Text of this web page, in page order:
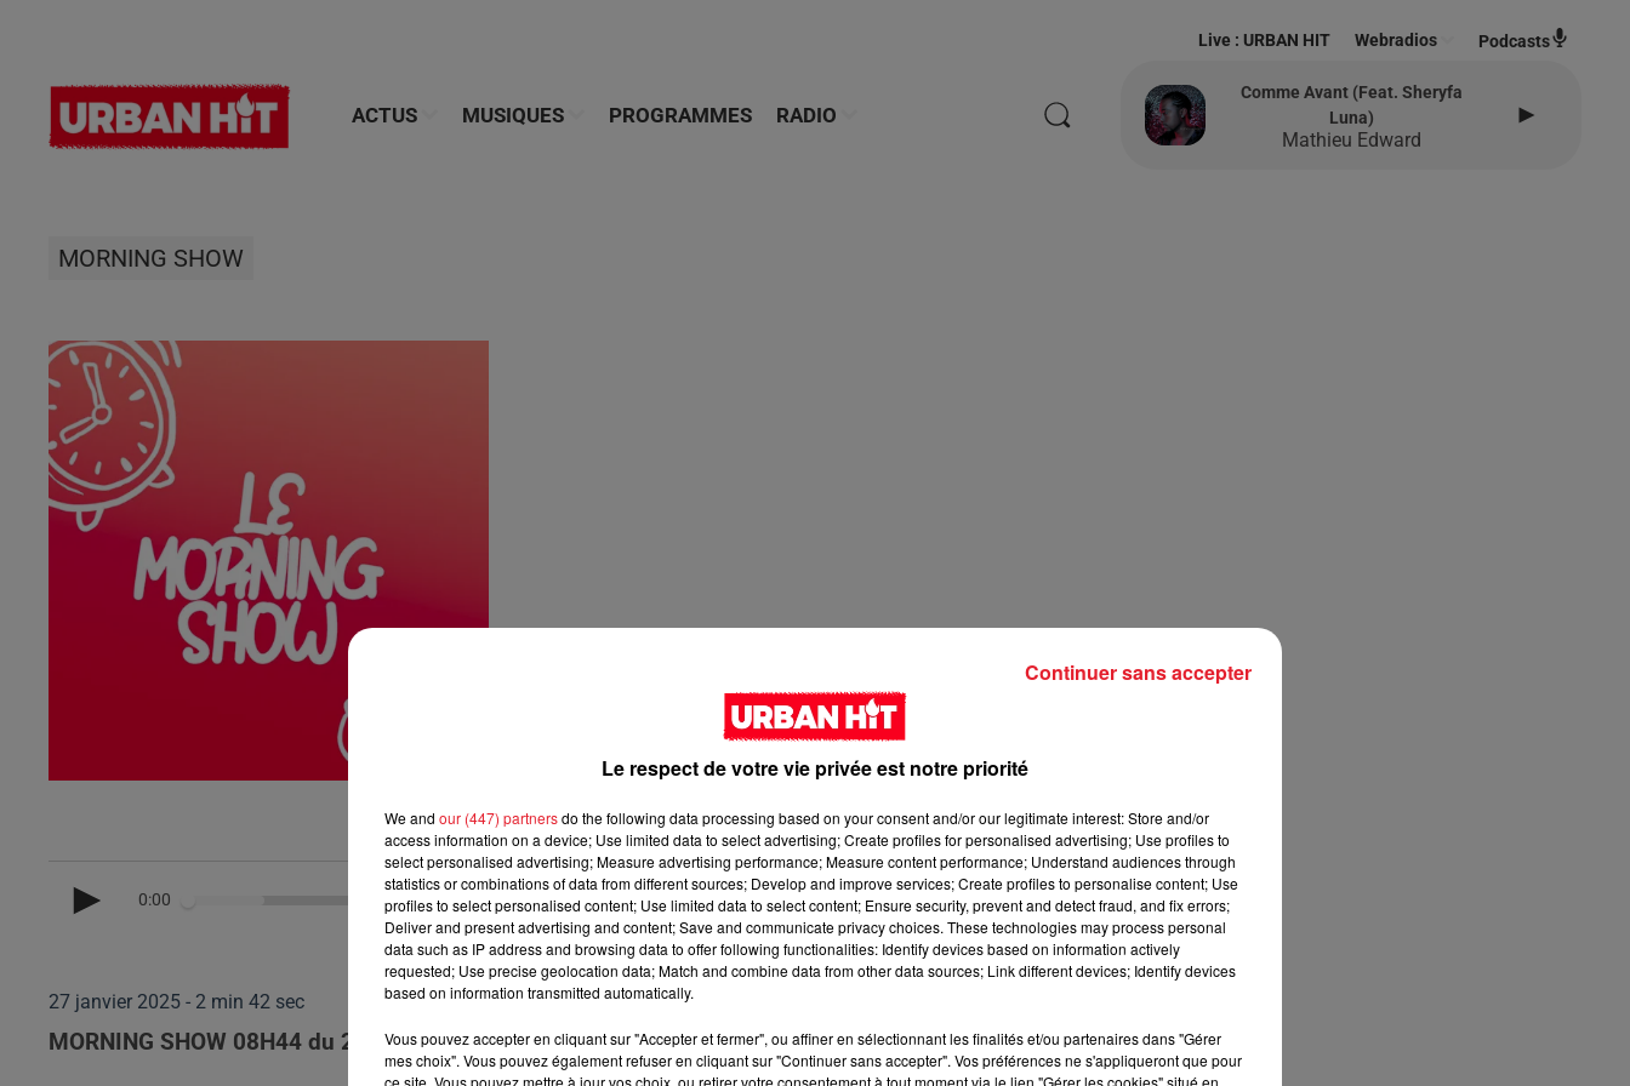
ACTUS MUSIQUES PROGRAMMES RADIO
Live : URBAN HIT Webradios Podcasts
Comme Avant (feat. Sheryfa
Luna)
Mathieu Edward
MORNING SHOW
0:00 2 min 42 sec
27 janvier 2025 - 2 min 42 sec
MORNING SHOW 08H44 du 27.01.2025
Le respect de votre vie privée est notre priorité
We and our (447) partnersdo the following data processing based on your consent and/or our legitimate interest: Store and/or
access information on a device; Use limited data to select advertising; Create profiles for personalised advertising; Use profiles to
select personalised advertising; Measure advertising performance; Measure content performance; Understand audiences through
statistics or combinations of data from different sources; Develop and improve services; Create profiles to personalise content; Use
profiles to select personalised content; Use limited data to select content; Ensure security, prevent and detect fraud, and fix errors;
Deliver and present advertising and content; Save and communicate privacy choices. These technologies may process personal
data such as IP address and browsing data to offer following functionalities: Identify devices based on information actively
requested; Use precise geolocation data; Match and combine data from other data sources; Link different devices; Identify devices
based on information transmitted automatically.
Vous pouvez accepter en cliquant sur "Accepter et fermer", ou affiner en sélectionnant les finalités et/ou partenaires dans "Gérer
mes choix". Vous pouvez également refuser en cliquant sur "Continuer sans accepter". Vos préférences ne s'appliqueront que pour
ce site. Vous pouvez mettre à jour vos choix, ou retirer votre consentement à tout moment via le lien "Gérer les cookies" situé en
Continuer sans accepter